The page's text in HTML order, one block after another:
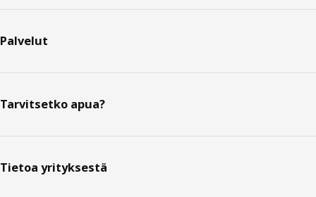
Palvelut
Tarvitsetko apua?
Tietoa yrityksestä